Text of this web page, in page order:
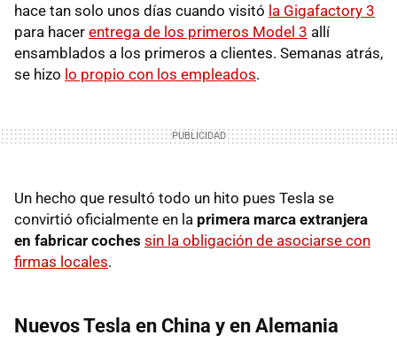
hace tan solo unos días cuando visitó la Gigafactory 3
para hacer entrega de los primeros Model 3 allí
ensamblados a los primeros a clientes. Semanas atrás,
se hizo lo propio con los empleados.
Un hecho que resultó todo un hito pues Tesla se
convirtió oficialmente en la primera marca extranjera
en fabricar coches sin la obligación de asociarse con
firmas locales.
Nuevos Tesla en China y en Alemania